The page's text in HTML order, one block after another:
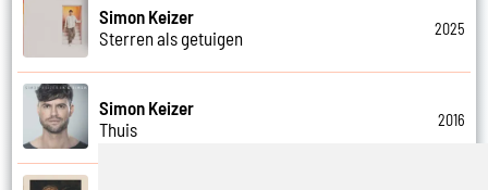
Simon Keizer
Sterren als getuigen
2025
Simon Keizer
Thuis
2016